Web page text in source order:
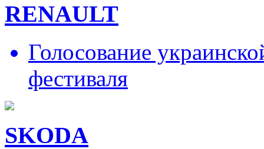
RENAULT
Голосование
фестиваля
SKODA